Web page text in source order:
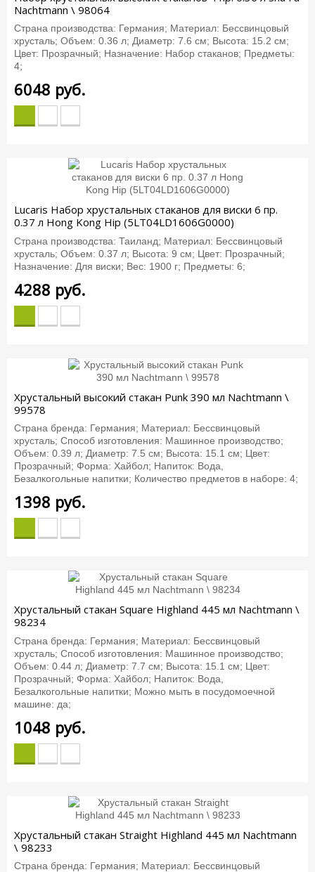
Nachtmann \ 98064
Страна производства: Германия; Материал: Бессвинцовый
хрусталь; Объем: 0.36 л; Диаметр: 7.6 см; Высота: 15.2 см;
Цвет: Прозрачный; Назначение: Набор стаканов; Предметы:
4;
6048 руб.
Lucaris Набор хрустальных стаканов для виски 6 пр.
0.37 л Hong Kong Hip (5LT04LD1606G0000)
Страна производства: Таиланд; Материал: Бессвинцовый
хрусталь; Объем: 0.37 л; Высота: 9 см; Цвет: Прозрачный;
Назначение: Для виски; Вес: 1900 г; Предметы: 6;
4288 руб.
Хрустальный высокий стакан Punk 390 мл Nachtmann \
99578
Страна бренда: Германия; Материал: Бессвинцовый
хрусталь; Способ изготовления: Машинное производство;
Объем: 0.39 л; Диаметр: 7.5 см; Высота: 15.1 см; Цвет:
Прозрачный; Форма: Хайбол; Напиток: Вода,
Безалкогольные напитки; Количество предметов в наборе: 4;
1398 руб.
Хрустальный стакан Square Highland 445 мл Nachtmann \
98234
Страна бренда: Германия; Материал: Бессвинцовый
хрусталь; Способ изготовления: Машинное производство;
Объем: 0.44 л; Диаметр: 7.7 см; Высота: 15.1 см; Цвет:
Прозрачный; Форма: Хайбол; Напиток: Вода,
Безалкогольные напитки; Можно мыть в посудомоечной
машине: да;
1048 руб.
Хрустальный стакан Straight Highland 445 мл Nachtmann
\ 98233
Страна бренда: Германия; Материал: Бессвинцовый